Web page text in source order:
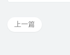
上一篇